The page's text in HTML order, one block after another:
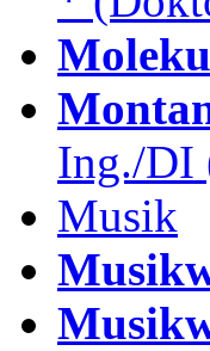
Ing./DI
Musik